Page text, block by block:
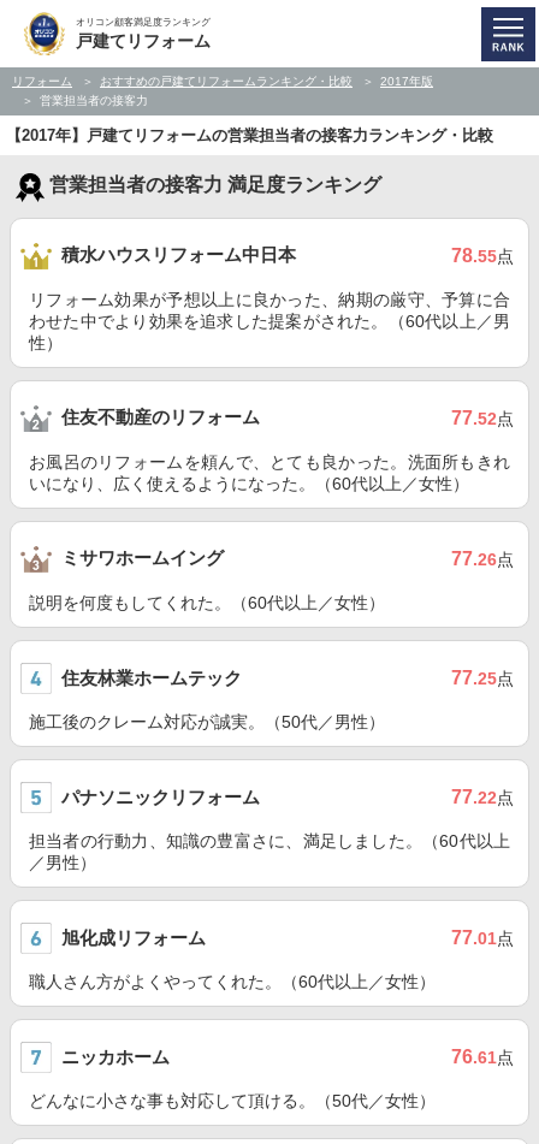
オリコン顧客満足度ランキング
戸建てリフォーム
リフォーム おすすめの戸建てリフォームランキング・比較
2017年版
営業担当者の接客力
【2017年】戸建てリフォームの営業担当者の接客力ランキング・比較
営業担当者の接客力 満足度ランキング
積水ハウスリフォーム中日本 78.55点
リフォーム効果が予想以上に良かった、納期の厳守、予算に合
わせた中でより効果を追求した提案がされた。（60代以上／男
性）
住友不動産のリフォーム 77.52点
お風呂のリフォームを頼んで、とても良かった。洗面所もきれ
いになり、広く使えるようになった。（60代以上／女性）
ミサワホームイング 77.26点
説明を何度もしてくれた。（60代以上／女性）
住友林業ホームテック 77.25点
施工後のクレーム対応が誠実。（50代／男性）
パナソニックリフォーム 77.22点
担当者の行動力、知識の豊富さに、満足しました。（60代以上
／男性）
旭化成リフォーム 77.01点
職人さん方がよくやってくれた。（60代以上／女性）
ニッカホーム 76.61点
どんなに小さな事も対応して頂ける。（50代／女性）